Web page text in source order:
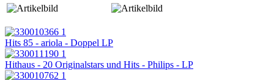
Hits 85 - ariola - Doppel LP
Hithaus - 20 Originalstars und Hits - Philips - LP